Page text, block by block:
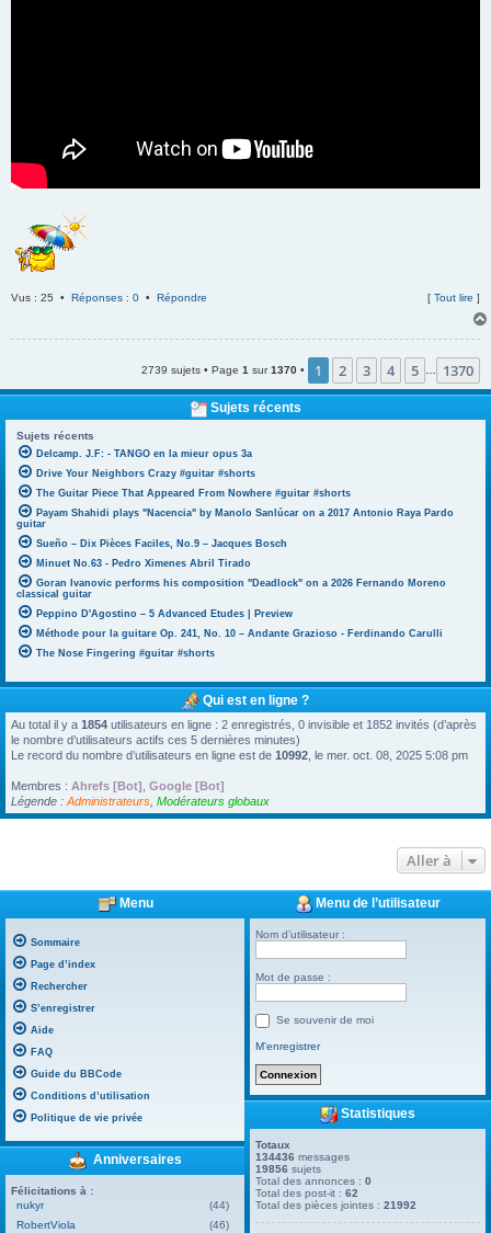
Vus : 25 • Réponses : 0 • Répondre [ Tout lire ]
2739 sujets • Page 1 sur1370 • 1 2 3 4 5 1370
Sujets récents
Sujets récents
Delcamp. J.F: - TANGO en la mieur opus 3a
Drive Your Neighbors Crazy #guitar #shorts
The Guitar Piece That Appeared From Nowhere #guitar #shorts
Payam Shahidi plays "Nacencia" by Manolo Sanlúcar on a 2017 Antonio Raya Pardo
guitar
Sueño – Dix Pièces Faciles, No.9 – Jacques Bosch
Minuet No.63 - Pedro Ximenes Abril Tirado
Goran Ivanovic performs his composition "Deadlock" on a 2026 Fernando Moreno
classical guitar
Peppino D'Agostino – 5 Advanced Etudes | Preview
Méthode pour la guitare Op. 241, No. 10 – Andante Grazioso - Ferdinando Carulli
The Nose Fingering #guitar #shorts
Qui est en ligne ?
Au total il y a 1854 utilisateurs en ligne : 2 enregistrés, 0 invisible et 1852 invités (d’après
le nombre d’utilisateurs actifs ces 5 dernières minutes)
Le record du nombre d’utilisateurs en ligne est de 10992 , le mer. oct. 08, 2025 5:08 pm
Membres : Ahrefs [Bot] Google [Bot]
Légende : Administrateurs Modérateurs globaux
Aller à
Menu
Sommaire
Page d’index
Rechercher
S’enregistrer
Aide
FAQ
Guide du BBCode
Conditions d’utilisation
Politique de vie privée
Anniversaires
Félicitations à :
nukyr
(44)
RobertViola
(46)
Menu de l’utilisateur
Nom d’utilisateur :
Mot de passe :
Se souvenir de moi
M’enregistrer
Statistiques
Totaux
134436 messages
19856 sujets
Total des annonces :0
Total des post-it :62
Total des pièces jointes :21992